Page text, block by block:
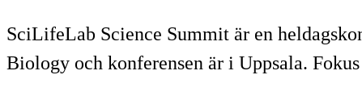
SciLifeLab Science Summit är en
Biology och konferensen är i Uppsala.